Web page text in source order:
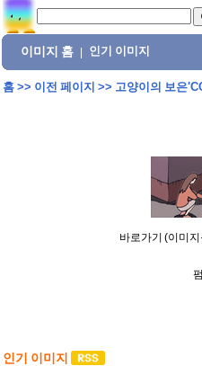
이미지 홈 인기 이미지
홈>> 이전 페이지 >> 고양이의 보은
바로가기 (이미
인기 이미지